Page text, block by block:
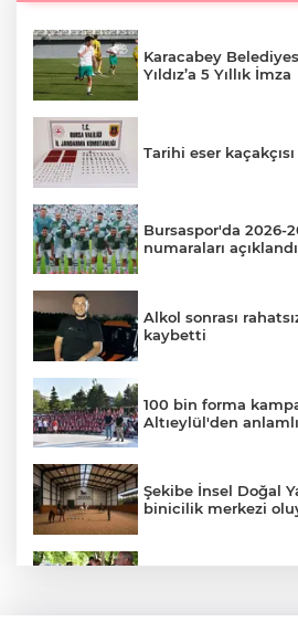
Karacabey
Yıldız’a 5 Yıllık İmza
Tarihi eser
Bursaspor'da 2026-
numaraları açıklandı
Alkol sonrası
kaybetti
100 bin forma
Altıeylül'den
Şekibe İnsel Doğal
binicilik merkezi